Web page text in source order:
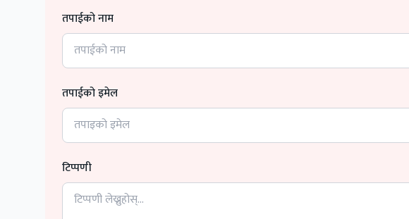
तपाईको नाम
तपाईको इमेल
टिप्पणी